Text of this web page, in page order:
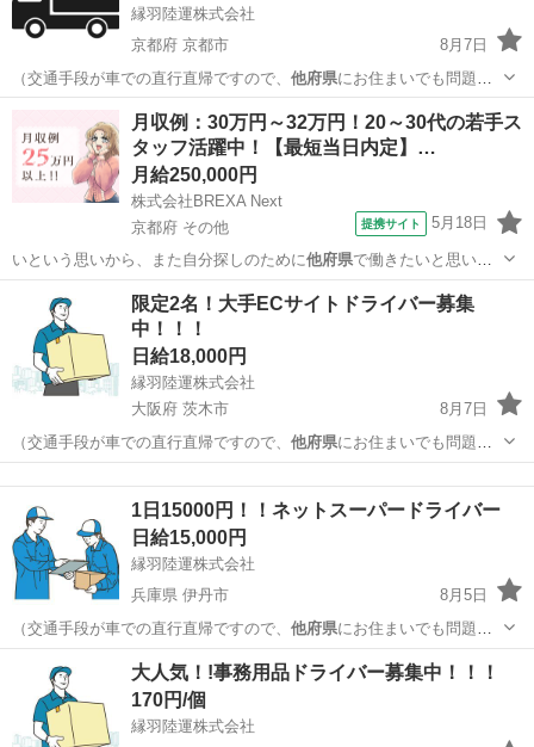
縁羽陸運株式会社
京都府 京都市
8月7日
（交通手段が車での直行直帰ですので、 他府県にお住まいでも問題あ
りません） …
配送 積み込み
月収例：30万円～32万円！20～30代の若手ス
タッフ活躍中！【最短当日内定】…
月給250,000円
株式会社BREXA Next
京都府 その他
提携サイト 5月18日
いという思いから、また自分探しのために他府県で働きたいと思い、
ツーリングで全国一周…
その他 工場
限定2名！大手ECサイトドライバー募集
中！！！
日給18,000円
縁羽陸運株式会社
大阪府 茨木市
8月7日
（交通手段が車での直行直帰ですので、 他府県にお住まいでも問題あ
りません） …
1日15000円！！ネットスーパードライバー
日給15,000円
縁羽陸運株式会社
兵庫県 伊丹市
8月5日
（交通手段が車での直行直帰ですので、 他府県にお住まいでも問題あ
りません） …
配送 ネット
大人気！!事務用品ドライバー募集中！！！
170円/個
縁羽陸運株式会社